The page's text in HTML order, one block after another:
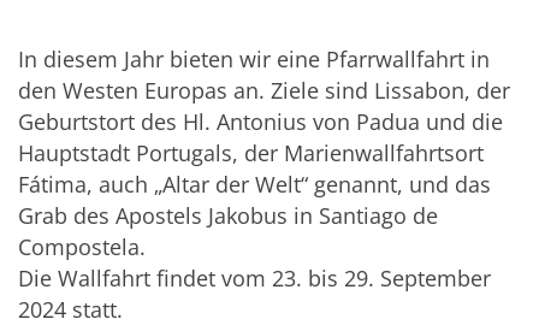
In diesem Jahr bieten wir eine Pfarrwallfahrt in
den Westen Europas an. Ziele sind Lissabon, der
Geburtstort des Hl. Antonius von Padua und die
Hauptstadt Portugals, der Marienwallfahrtsort
Fátima, auch „Altar der Welt“ genannt, und das
Grab des Apostels Jakobus in Santiago de
Compostela.
Die Wallfahrt findet vom 23. bis 29. September
2024 statt.